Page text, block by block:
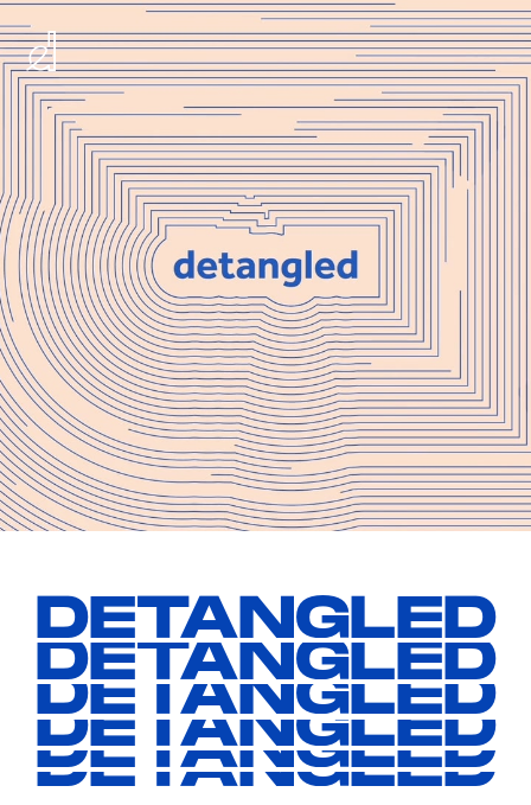
Detangled -
DETANGLED
DETANGLED
DETANGLED
DETANGLED
DETANGLED
DETANGLED